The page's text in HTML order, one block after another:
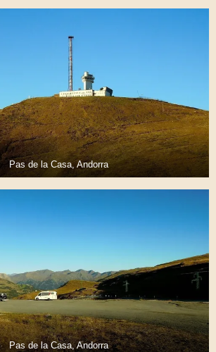
Pas de la Casa, Andorra
Pas de la Casa, Andorra